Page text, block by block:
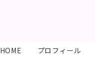
HOME プロフィール